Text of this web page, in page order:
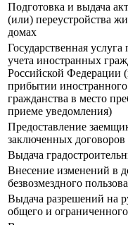
Подготовка и выдача
(или) переустройства
домах
Государственная
учета иностранных
Российской Федерации
прибытии
гражданства в место
приеме уведомления)
Предоставление
заключенных договоров
Выдача
Внесение изменений в
безвозмездного
Выдача разрешений на
общего и